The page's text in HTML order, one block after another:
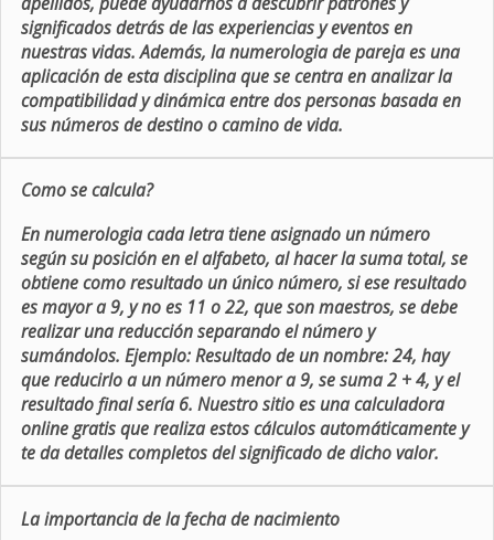
significados detrás de las experiencias y eventos en
nuestras vidas. Además, la numerologia de pareja es una
aplicación de esta disciplina que se centra en analizar la
compatibilidad y dinámica entre dos personas basada en
sus números de destino o camino de vida.
Como se calcula?
En numerologia cada letra tiene asignado un número
según su posición en el alfabeto, al hacer la suma total, se
obtiene como resultado un único número, si ese resultado
es mayor a 9, y no es 11 o 22, que son maestros, se debe
realizar una reducción separando el número y
sumándolos. Ejemplo: Resultado de un nombre: 24, hay
que reducirlo a un número menor a 9, se suma 2 + 4, y el
resultado final sería 6. Nuestro sitio es una calculadora
online gratis que realiza estos cálculos automáticamente y
te da detalles completos del significado de dicho valor.
La importancia de la fecha de nacimiento